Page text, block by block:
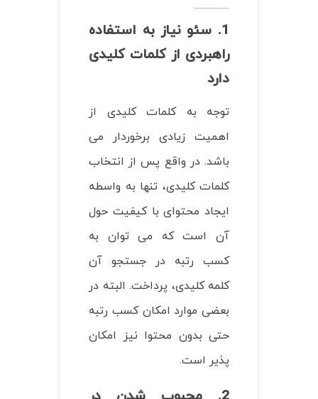
1. سئو نیاز به استفاده
راهبردی از کلمات کلیدی
دارد
توجه به کلمات کلیدی از
اهمیت زیادی برخوردار می
باشد. در واقع پس از انتخاب
کلمات کلیدی، تنها به واسطه
ایجاد محتوای با کیفیت حول
آن است که می توان به
کسب رتبه در جستجو آن
کلمه کلیدی، پرداخت. البته در
بعضی موارد امکان کسب رتبه
حتی بدون محتوا نیز امکان
پذیر است.